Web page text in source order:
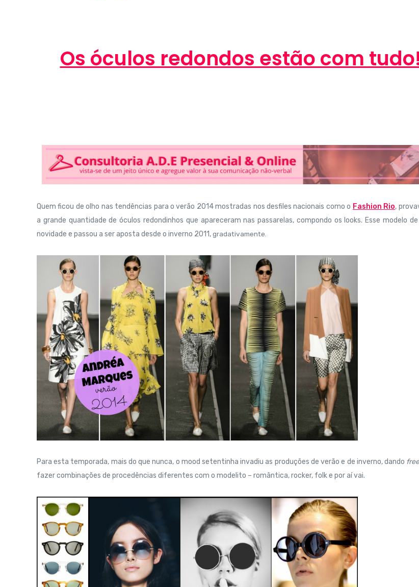
Os óculos redondos estão com
Quem ficou de olho nas tendências para o verão 2014 mostradas nos desfiles nacionais como o Fashion Rio,
a grande quantidade de óculos redondinhos que apareceram nas passarelas, compondo os looks. Esse modelo
novidade e passou a ser aposta desde o inverno 2011,gradativamente.
Para esta temporada, mais do que nunca, o mood setentinha invadiu as produções de verão e de inverno, dando
fazer combinações de procedências diferentes com o modelito – romântica, rocker, folk e por aí vai.